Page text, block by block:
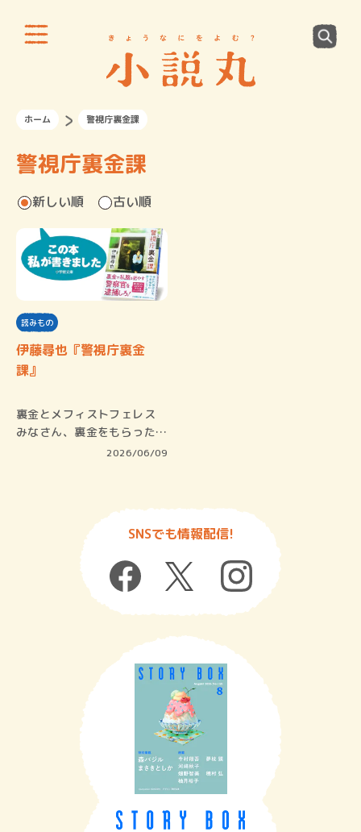
ホーム 警視庁裏金課
警視庁裏金課
新しい順 古い順
読みもの
伊藤尋也『警視庁裏金
課』
裏金とメフィストフェレス
みなさん、裏金をもらったこ
2026/06/09
SNSでも情報配信!